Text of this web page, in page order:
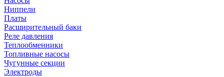
Ниппели
Платы
Расширительный баки
Реле давления
Теплообменники
Топливные насосы
Чугунные секции
Электроды